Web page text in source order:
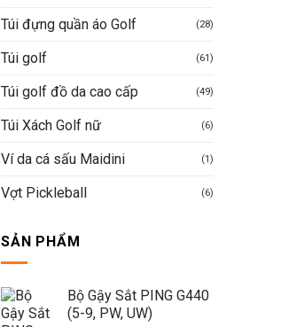
Túi đựng quần áo Golf (28)
Túi golf (61)
Túi golf đồ da cao cấp (49)
Túi Xách Golf nữ (6)
Ví da cá sấu Maidini (1)
Vợt Pickleball (6)
SẢN PHẨM
Bộ Gậy Sắt PING G440
(5-9, PW, UW)